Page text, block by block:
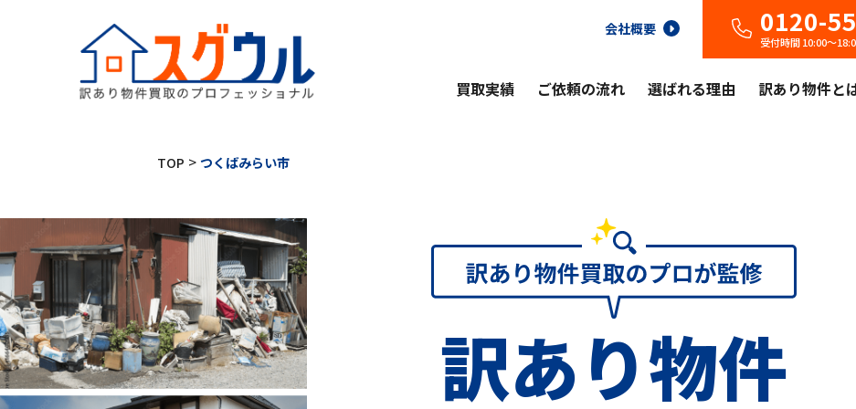
買取実績 ご依頼の流れ 選ばれる理由 訳あり物件と
会社概要 0120-
受付時間 10:00〜
TOP > つくばみらい市
訳あり物件